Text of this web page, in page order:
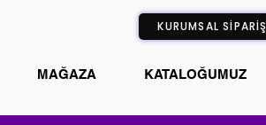
KURUMSAL SİPARİŞ
MAĞAZA KATALOĞUMUZ